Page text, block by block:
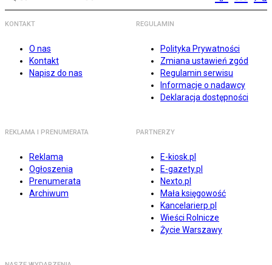
KONTAKT
O nas
Kontakt
Napisz do nas
REGULAMIN
Polityka Prywatności
Zmiana ustawień zgód
Regulamin serwisu
Informacje o nadawcy
Deklaracja dostępności
REKLAMA I PRENUMERATA
Reklama
Ogłoszenia
Prenumerata
Archiwum
PARTNERZY
E-kiosk.pl
E-gazety.pl
Nexto.pl
Mała księgowość
Kancelarierp.pl
Wieści Rolnicze
Życie Warszawy